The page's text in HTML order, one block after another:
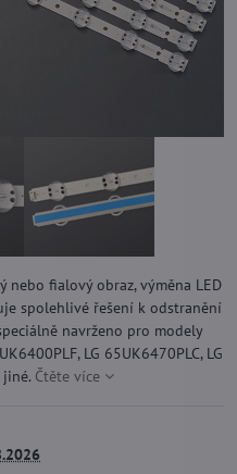
nebo fialový obraz, výměna LED
spolehlivé řešení k odstranění
navrženo pro modely
LG 65UK6470PLC, LG
jiné. Čtěte více